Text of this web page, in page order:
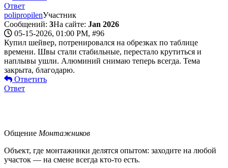
Ответ
polipropilenУчастник
Сообщений: 3На сайте: Jan 2026
05-15-2026, 01:00 PM, #96
Купил шейвер, потренировался на обрезках по таблице
времени. Швы стали стабильные, перестало крутиться и
наплывы ушли. Алюминий снимаю теперь всегда. Тема
закрыта, благодарю.
Ответить
Ответ
Общение Монтажников
Объект, где монтажники делятся опытом: заходите на любой
участок — на смене всегда кто-то есть.